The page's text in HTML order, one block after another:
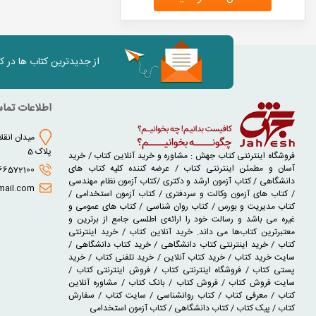
از جدیدترین کتاب ها
فروشگاه اینترنتی کتاب جهش : مشاوره و خرید آنلاین کتاب / خرید
آسان و مطمئن اینترنتی کتاب / عرضه کننده کلیه کتاب های
دانشگاهی / کتاب آزمون ارشد و دکتری /کتاب آزمون نظام مهندسی
/ کتاب های آزمون وکالت و سردفتری / کتاب آزمون استخدامی /
کتاب مدیریت و بورس / کتاب روان شناسی / کتاب های عمومی و
غیره می باشد و رسالت خود را ارائه‌ی اطلسی جامع از برترین و
معتبرترین کتاب‌ها می داند. خرید آنلاین کتاب / خرید اینترنتی
کتاب / خرید اینترنتی کتاب دانشگاهی / خرید کتاب دانشگاهی /
سایت خرید کتاب / خرید کتاب آنلاین / خرید تلفنی کتاب / خرید
پستی کتاب / فروشگاه اینترنتی کتاب / فروش اینترنتی کتاب /
سایت فروش کتاب / فروش کتاب / بانک کتاب / مشاوره آنلاین
کتاب / معرفی کتاب / کتاب روانشناسی / سایت کتاب / سفارش
کتاب / پیک کتاب / کتاب دانشگاهی / کتاب آزمون استخدامی
اطلاعات
میدان
پلاک 5